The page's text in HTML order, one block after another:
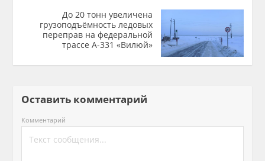
До 20 тонн увеличена
грузоподъёмность ледовых
переправ на федеральной
трассе А-331 «Вилюй»
Оставить комментарий
Комментарий